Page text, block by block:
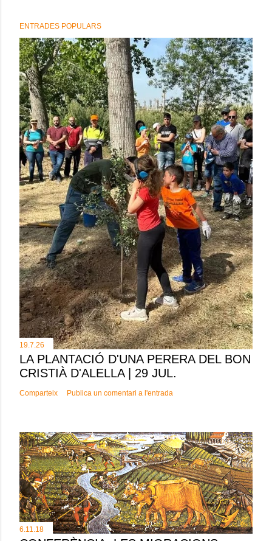
ENTRADES POPULARS
19.7.26
LA PLANTACIÓ D'UNA PERERA DEL BON
CRISTIÀ D'ALELLA | 29 JUL.
Comparteix Publica un comentari a l'entrada
6.11.18